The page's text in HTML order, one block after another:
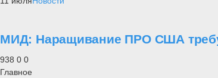
МИД: Наращивание ПРО США
938 0 0
Главное